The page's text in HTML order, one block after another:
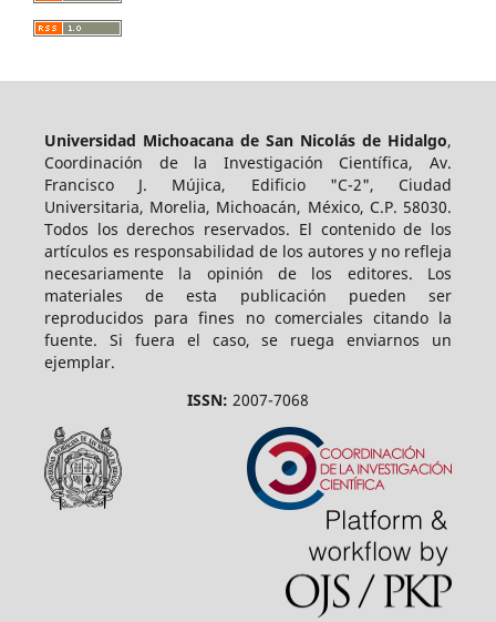
Universidad Michoacana de San Nicolás de Hidalgo,
Coordinación de la Investigación Científica, Av.
Francisco J. Mújica, Edificio "C-2", Ciudad
Universitaria, Morelia, Michoacán, México, C.P. 58030.
Todos los derechos reservados. El contenido de los
artículos es responsabilidad de los autores y no refleja
necesariamente la opinión de los editores. Los
materiales de esta publicación pueden ser
reproducidos para fines no comerciales citando la
fuente. Si fuera el caso, se ruega enviarnos un
ejemplar.
ISSN: 2007-7068